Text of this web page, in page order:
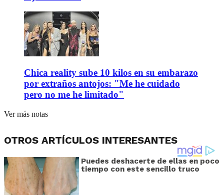
Chica reality sube 10 kilos en su embarazo
por extraños antojos: "Me he cuidado
pero no me he limitado"
Ver más notas
OTROS ARTÍCULOS INTERESANTES
Puedes deshacerte de ellas en poco
tiempo con este sencillo truco